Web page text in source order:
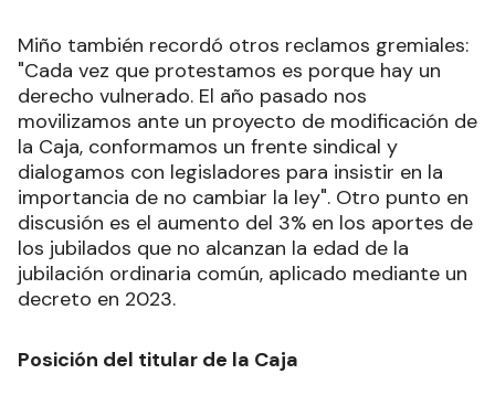
Miño también recordó otros reclamos gremiales:
"Cada vez que protestamos es porque hay un
derecho vulnerado. El año pasado nos
movilizamos ante un proyecto de modificación de
la Caja, conformamos un frente sindical y
dialogamos con legisladores para insistir en la
importancia de no cambiar la ley". Otro punto en
discusión es el aumento del 3% en los aportes de
los jubilados que no alcanzan la edad de la
jubilación ordinaria común, aplicado mediante un
decreto en 2023.
Posición del titular de la Caja